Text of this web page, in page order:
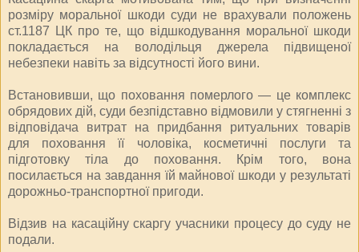
розміру моральної шкоди суди не врахували положень
ст.1187 ЦК про те, що відшкодування моральної шкоди
покладається на володільця джерела підвищеної
небезпеки навіть за відсутності його вини.
Встановивши, що поховання померлого — це комплекс
обрядових дій, суди безпідставно відмовили у стягненні з
відповідача витрат на придбання ритуальних товарів
для поховання її чоловіка, косметичні послуги та
підготовку тіла до поховання. Крім того, вона
посилається на завдання їй майнової шкоди у результаті
дорожньо-транспортної пригоди.
Відзив на касаційну скаргу учасники процесу до суду не
подали.